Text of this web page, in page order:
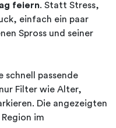
feiern. Statt Stress,
einfach ein paar
Spross und seiner
schnell passende
Filter wie Alter,
Die angezeigten
im